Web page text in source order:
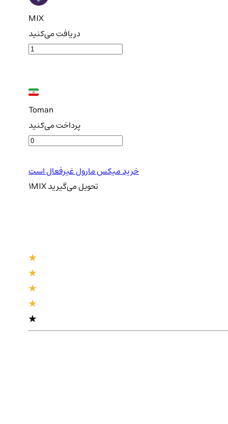
MIX
دریافت می‌کنید
Toman
پرداخت می‌کنید
خرید میکس مارول غیرفعال است
1MIX تحویلمی‌گیرید